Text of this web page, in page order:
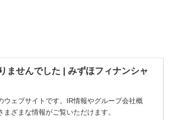
ませんでした | みずほフィナンシャ
ウェブサイトです。IR情報やグループ会社概
ざまな情報がご覧いただけます。